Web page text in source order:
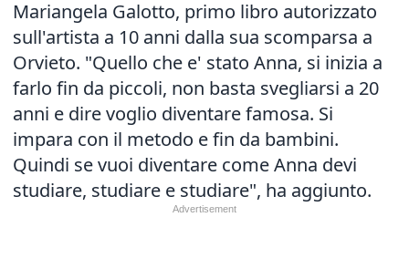
Mariangela Galotto, primo libro autorizzato
sull'artista a 10 anni dalla sua scomparsa a
Orvieto. "Quello che e' stato Anna, si inizia a
farlo fin da piccoli, non basta svegliarsi a 20
anni e dire voglio diventare famosa. Si
impara con il metodo e fin da bambini.
Quindi se vuoi diventare come Anna devi
studiare, studiare e studiare", ha aggiunto.